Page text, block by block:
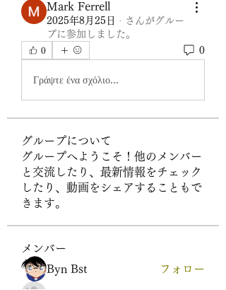
Mark Ferrell
2025年8月25日 · さんがグルー
プに参加しました。
0 0
Γράψτε ένα σχόλιο...
グループについて
グループへようこそ！他のメンバー
と交流したり、最新情報をチェック
したり、動画をシェアすることもで
きます。
メンバー
Byn Bst
フォロー